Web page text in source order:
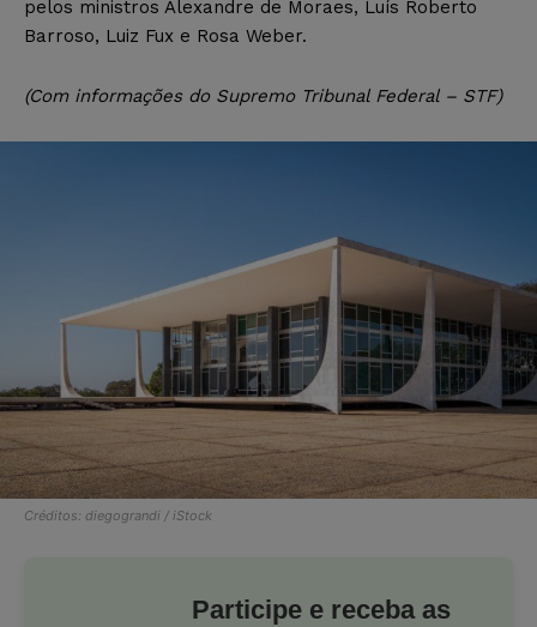
pelos ministros Alexandre de Moraes, Luís Roberto
Barroso, Luiz Fux e Rosa Weber.
(Com informações do Supremo Tribunal Federal – STF)
Créditos: diegograndi / iStock
Participe e receba as